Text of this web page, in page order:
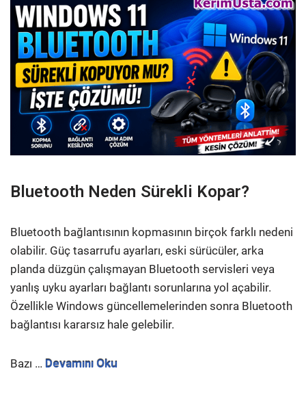
Bluetooth Neden Sürekli Kopar?
Bluetooth bağlantısının kopmasının birçok farklı nedeni
olabilir. Güç tasarrufu ayarları, eski sürücüler, arka
planda düzgün çalışmayan Bluetooth servisleri veya
yanlış uyku ayarları bağlantı sorunlarına yol açabilir.
Özellikle Windows güncellemelerinden sonra Bluetooth
bağlantısı kararsız hale gelebilir.
Bazı … Devamını Oku